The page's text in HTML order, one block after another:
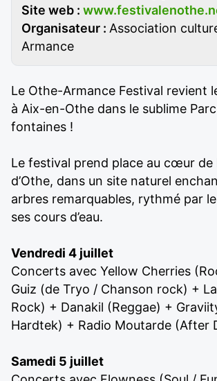
Site web :
Organisateur : Association
Armance
Le Othe-Armance Festival revient
à Aix-en-Othe dans le sublime
fontaines !
Le festival prend place au cœur de
d’Othe, dans un site naturel
arbres remarquables, rythmé par
ses cours d’eau.
Vendredi 4 juillet
Concerts avec Yellow Cherries
Guiz (de Tryo / Chanson rock) +
Rock) + Danakil (Reggae) +
Hardtek) + Radio Moutarde (After
Samedi 5 juillet